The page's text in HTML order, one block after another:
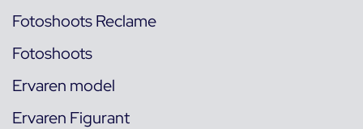
Fotoshoots Reclame
Fotoshoots
Ervaren model
Ervaren Figurant